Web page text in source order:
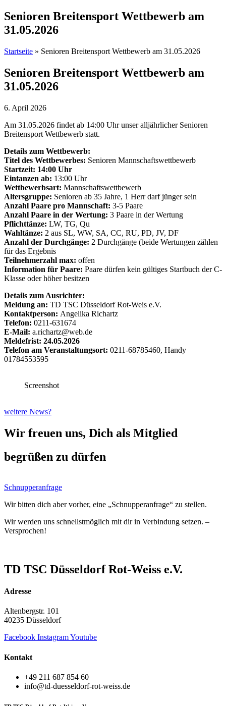
Senioren Breitensport Wettbewerb am
31.05.2026
Startseite » Senioren Breitensport Wettbewerb am 31.05.2026
Senioren Breitensport Wettbewerb am
31.05.2026
6. April 2026
Am 31.05.2026 findet ab 14:00 Uhr unser alljährlicher Senioren
Breitensport Wettbewerb statt.
Details zum Wettbewerb:
Titel des Wettbewerbes: Senioren Mannschaftswettbewerb
Startzeit: 14:00 Uhr
Eintanzen ab: 13:00 Uhr
Wettbewerbsart: Mannschaftswettbewerb
Altersgruppe: Senioren ab 35 Jahre, 1 Herr darf jünger sein
Anzahl Paare pro Mannschaft: 3-5 Paare
Anzahl Paare in der Wertung: 3 Paare in der Wertung
Pflichttänze: LW, TG, Qu
Wahltänze: 2 aus SL, WW, SA, CC, RU, PD, JV, DF
Anzahl der Durchgänge: 2 Durchgänge (beide Wertungen zählen
für das Ergebnis
Teilnehmerzahl max: offen
Information für Paare: Paare dürfen kein gültiges Startbuch der C-
Klasse oder höher besitzen
Details zum Ausrichter:
Meldung an: TD TSC Düsseldorf Rot-Weis e.V.
Kontaktperson: Angelika Richartz
Telefon: 0211-631674
E-Mail: a.richartz@web.de
Meldefrist: 24.05.2026
Telefon am Veranstaltungsort: 0211-68785460, Handy
01784553595
Screenshot
weitere News?
Wir freuen uns, Dich als Mitglied
begrüßen zu dürfen
Schnupperanfrage
Wir bitten dich aber vorher, eine „Schnupperanfrage“ zu stellen.
Wir werden uns schnellstmöglich mit dir in Verbindung setzen. –
Versprochen!
TD TSC Düsseldorf Rot-Weiss e.V.
Adresse
Altenbergstr. 101
40235 Düsseldorf
Facebook InstagramYoutube
Kontakt
+49 211 687 854 60
info@td-duesseldorf-rot-weiss.de